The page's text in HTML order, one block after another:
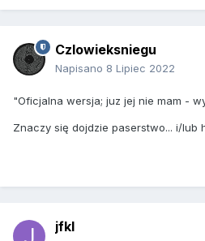
Czlowieksniegu
Napisano 8 Lipiec 2022
"Oficjalna wersja; juz jej nie mam -
Znaczy się dojdzie paserstwo... i/lub
jfkl